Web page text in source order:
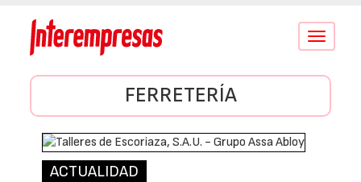
Conmutar
FERRETERÍA
ACTUALIDAD